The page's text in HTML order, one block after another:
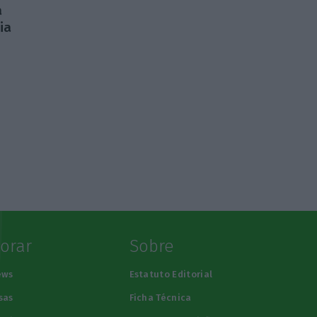
Sobre
Estatuto Editorial
Ficha Técnica